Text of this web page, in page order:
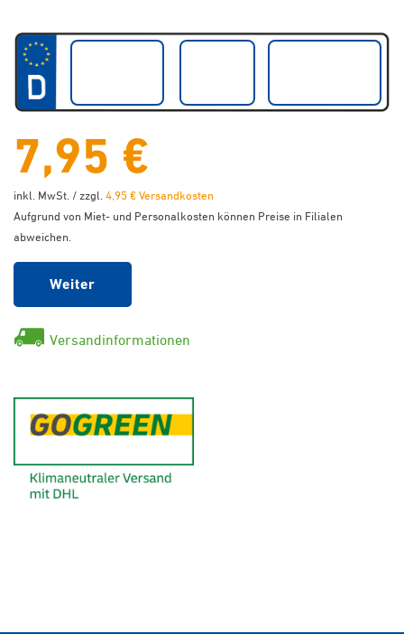
7,95 €
inkl. MwSt. / zzgl. 4,95 € Versandkosten
Aufgrund von Miet- und Personalkosten können Preise in Filialen
abweichen.
Weiter
Versandinformationen